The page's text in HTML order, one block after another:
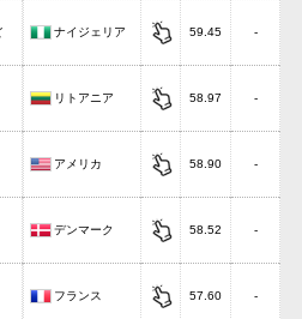
ナイジェリア 59.45 -
リトアニア 58.97 -
アメリカ 58.90 -
デンマーク 58.52 -
フランス 57.60 -